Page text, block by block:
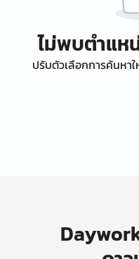
ไม่พบตำแ
ปรับตัวเลือกการค้นหา